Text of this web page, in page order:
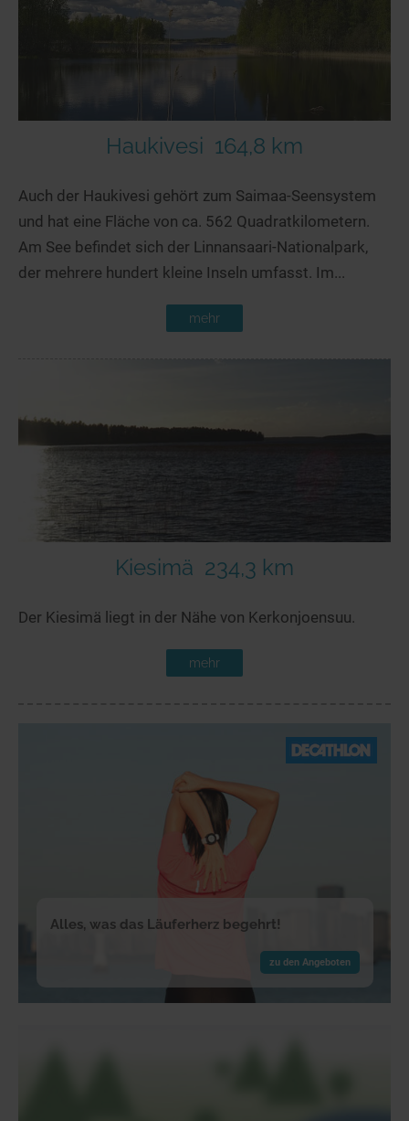
Haukivesi 164,8 km
Auch der Haukivesi gehört zum Saimaa-Seensystem
und hat eine Fläche von ca. 562 Quadratkilometern.
Am See befindet sich der Linnansaari-Nationalpark,
der mehrere hundert kleine Inseln umfasst. Im...
mehr
Kiesimä 234,3 km
Der Kiesimä liegt in der Nähe von Kerkonjoensuu.
mehr
Alles, was das Läuferherz begehrt!
zu den Angeboten